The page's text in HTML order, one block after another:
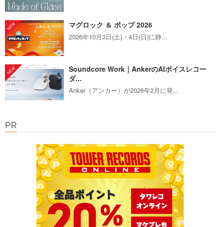
マグロック ＆ ポップ 2026
2026年10月3日(土)・4日(日)に静...
Soundcore Work｜AnkerのAIボイスレコー
ダ...
Anker（アンカー）が2026年2月に発...
PR